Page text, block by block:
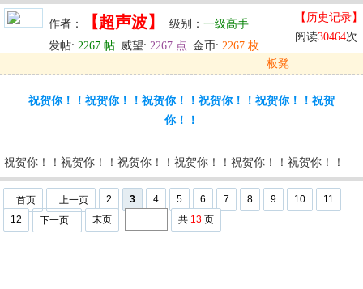
作者： 【超声波】 级别： 一级高手
发帖: 2267 帖 威望: 2267 点 金币: 2267 枚
【历史记录】
阅读30464次
板凳
回复 u 编辑 u
祝贺你！！祝贺你！！祝贺你！！祝贺你！！祝贺你！！祝贺
你！！
祝贺你！！祝贺你！！祝贺你！！祝贺你！！祝贺你！！祝贺你！！
首页 上一页 2 3 4 5 6 7 8 9 10
11
12
下一页 末页 共 13 页